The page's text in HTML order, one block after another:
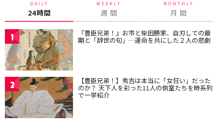
DAILY
24時間
WEEKLY
週 間
MONTHLY
月 間
1 『豊臣兄弟！』お市と柴田勝家、自刃しての最
期と「辞世の句」…運命を共にした２人の悲劇
2 【豊臣兄弟！】秀吉は本当に「女狂い」だった
のか？ 天下人を彩った11人の側室たちを時系列
で一挙紹介